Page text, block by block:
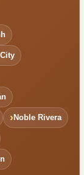
Noble Rivera